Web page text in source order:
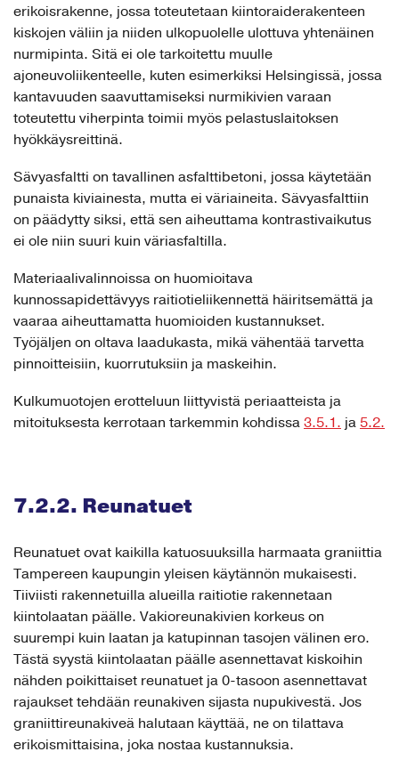
erikoisrakenne, jossa toteutetaan kiintoraiderakenteen
kiskojen väliin ja niiden ulkopuolelle ulottuva yhtenäinen
nurmipinta. Sitä ei ole tarkoitettu muulle
ajoneuvoliikenteelle, kuten esimerkiksi Helsingissä, jossa
kantavuuden saavuttamiseksi nurmikivien varaan
toteutettu viherpinta toimii myös pelastuslaitoksen
hyökkäysreittinä.
Sävyasfaltti on tavallinen asfalttibetoni, jossa käytetään
punaista kiviainesta, mutta ei väriaineita. Sävyasfalttiin
on päädytty siksi, että sen aiheuttama kontrastivaikutus
ei ole niin suuri kuin väriasfaltilla.
Materiaalivalinnoissa on huomioitava
kunnossapidettävyys raitiotieliikennettä häiritsemättä ja
vaaraa aiheuttamatta huomioiden kustannukset.
Työjäljen on oltava laadukasta, mikä vähentää tarvetta
pinnoitteisiin, kuorrutuksiin ja maskeihin.
Kulkumuotojen erotteluun liittyvistä periaatteista ja
mitoituksesta kerrotaan tarkemmin kohdissa 3.5.1. ja 5.2.
7.2.2. Reunatuet
Reunatuet ovat kaikilla katuosuuksilla harmaata graniittia
Tampereen kaupungin yleisen käytännön mukaisesti.
Tiiviisti rakennetuilla alueilla raitiotie rakennetaan
kiintolaatan päälle. Vakioreunakivien korkeus on
suurempi kuin laatan ja katupinnan tasojen välinen ero.
Tästä syystä kiintolaatan päälle asennettavat kiskoihin
nähden poikittaiset reunatuet ja 0-tasoon asennettavat
rajaukset tehdään reunakiven sijasta nupukivestä. Jos
graniittireunakiveä halutaan käyttää, ne on tilattava
erikoismittaisina, joka nostaa kustannuksia.